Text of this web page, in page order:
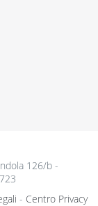
126/b -
- Centro Privacy